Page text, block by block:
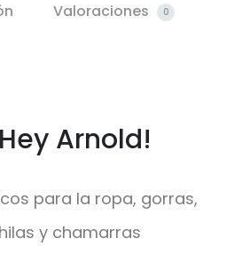
Valoraciones 0
Arnold!
para la ropa, gorras,
y chamarras